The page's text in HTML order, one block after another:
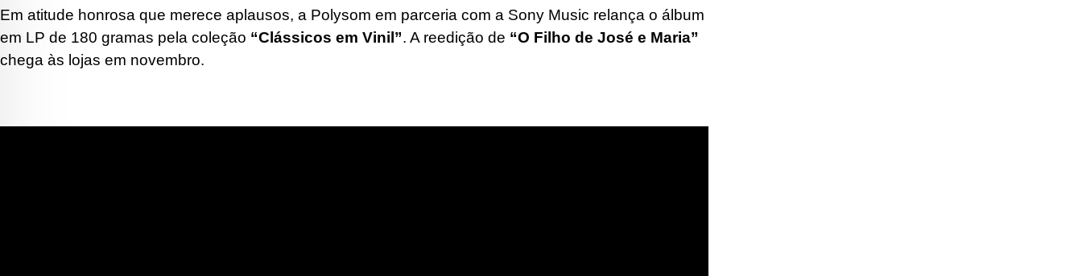
Em atitude honrosa que merece aplausos, a Polysom em parceria com a Sony Music relança o álbum
em LP de 180 gramas pela coleção “Clássicos em Vinil”. A reedição de “O Filho de José e Maria”
chega às lojas em novembro.